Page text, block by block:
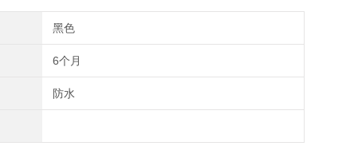
黑色
6个月
防水